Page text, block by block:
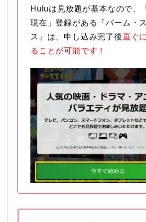
Huluは見放題が基本なので、
現在」登録がある『パーム・
ス』は、申し込み完了後直ぐ
ることが可能です！